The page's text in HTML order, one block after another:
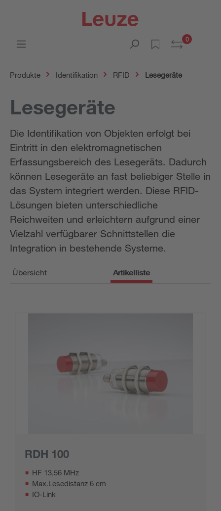
0
Produkte Identifikation RFID Lesegeräte
Lesegeräte
Die Identifikation von Objekten erfolgt bei
Eintritt in den elektromagnetischen
Erfassungsbereich des Lesegeräts. Dadurch
können Lesegeräte an fast beliebiger Stelle in
das System integriert werden. Diese RFID-
Lösungen bieten unterschiedliche
Reichweiten und erleichtern aufgrund einer
Vielzahl verfügbarer Schnittstellen die
Integration in bestehende Systeme.
Übersicht Artikelliste
RDH 100
HF 13,56 MHz
Max.Lesedistanz 6 cm
IO-Link